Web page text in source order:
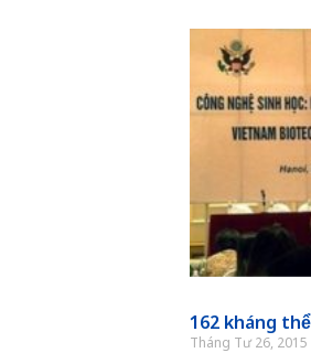
162 kháng
Tháng Tư 26, 2015